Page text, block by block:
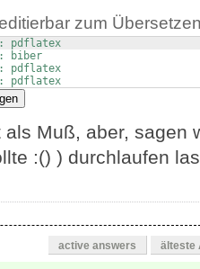
zum
pdflatex
biber
pdflatex
pdflatex
als Muß, aber, sagen
:() ) durchlaufen
active answers älteste